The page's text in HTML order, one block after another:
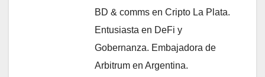
BD & comms en Cripto La Plata.
Entusiasta en DeFi y
Gobernanza. Embajadora de
Arbitrum en Argentina.